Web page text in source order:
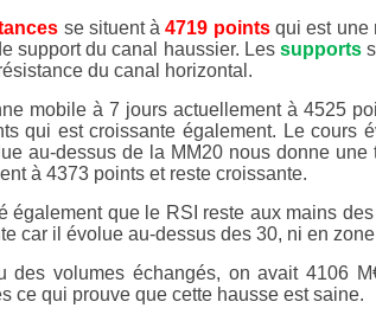
se situent à4719 pointsqui est une
support du canal haussier. Lessupports
du canal horizontal.
mobile à 7 jours actuellement à 4525
qui est croissante également. Le cours
au-dessus de la MM20 nous donne
à 4373 points et reste croissante.
également que le RSI reste aux mains
car il évolue au-dessus des 30, ni en
des volumes échangés, on avait 4106
ce qui prouve que cette hausse est saine.